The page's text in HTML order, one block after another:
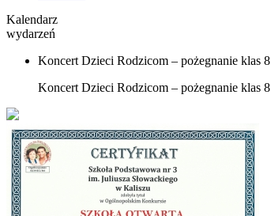
Kalendarz
wydarzeń
Koncert Dzieci Rodzicom – pożegnanie klas 8
Koncert Dzieci Rodzicom – pożegnanie klas 8